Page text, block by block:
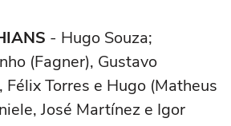
- Hugo Souza;
(Fagner), Gustavo
Félix Torres e Hugo (Matheus
José Martínez e Igor